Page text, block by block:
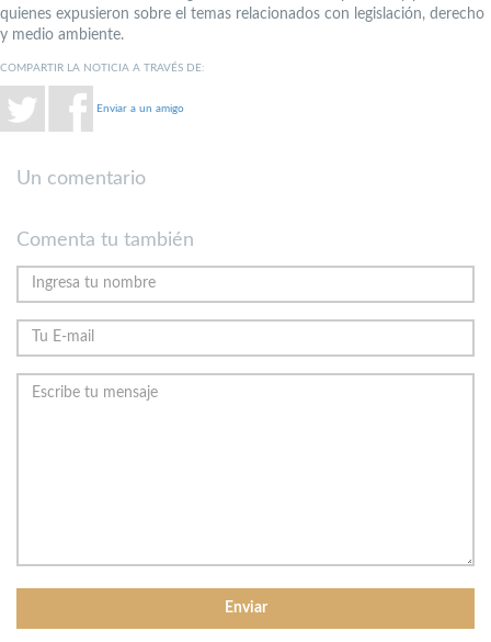
quienes expusieron sobre el temas relacionados con legislación, derecho
y medio ambiente.
COMPARTIR LA NOTICIA A TRAVÉS DE:
Enviar a un amigo
Un comentario
Comenta tu también